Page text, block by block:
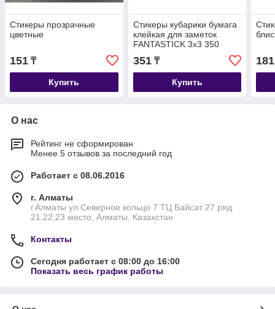
Стикеры прозрачные
цветные
151 ₸
Купить
Стикеры кубарики бумага
клейкая для заметок
FANTASTICK 3х3 350
листов
351₸
Купить
181
О нас
Рейтинг не сформирован
Менее 5 отзывов за последний год
Работает с 08.06.2016
г. Алматы
г.Алматы ул.Северное кольцо 7 ТЦ Байсат 27 ряд
21,22,23 место, Алматы, Казахстан
Контакты
Сегодня работает с 08:00 до 16:00
Показать весь график работы